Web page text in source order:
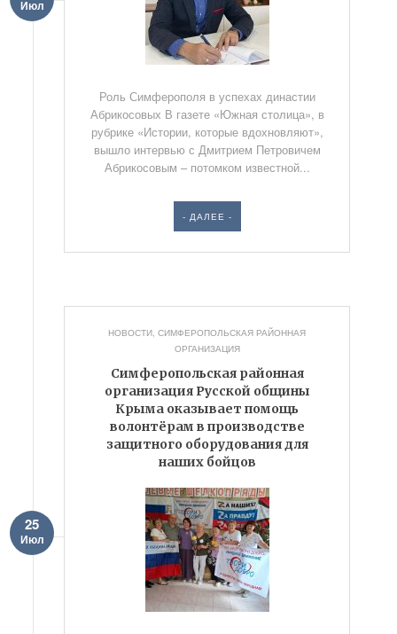
Июл
Роль Симферополя в успехах династии
Абрикосовых В газете «Южная столица», в
рубрике «Истории, которые вдохновляют»,
вышло интервью с Дмитрием Петровичем
Абрикосовым – потомком известной...
- ДАЛЕЕ -
НОВОСТИ,СИМФЕРОПОЛЬСКАЯ РАЙОННАЯ
ОРГАНИЗАЦИЯ
Симферопольская районная
организация Русской общины
Крыма оказывает помощь
волонтёрам в производстве
защитного оборудования для
наших бойцов
25
Июл